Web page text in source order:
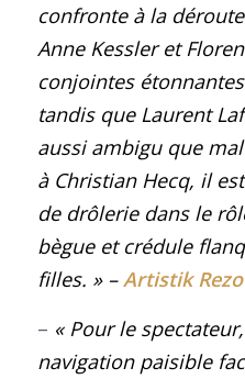
confronte à la
Anne Kessler et
conjointes
tandis que Laurent
aussi ambigu que
à Christian Hecq, il
de drôlerie dans le
bègue et crédule
filles. » – Artistik Rezo
– « Pour le
navigation paisible